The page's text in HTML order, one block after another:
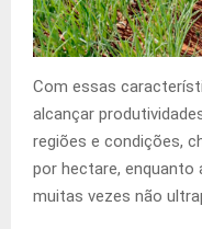
Com essas
alcançar
regiões e condições,
por hectare, enquanto
muitas vezes não